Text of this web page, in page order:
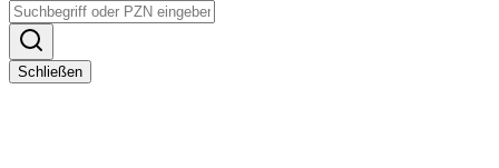
Schließen